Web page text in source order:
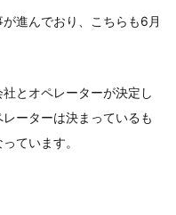
進んでおり、こちらも6月
とオペレーターが決定し
ーターは決まっているも
ています。